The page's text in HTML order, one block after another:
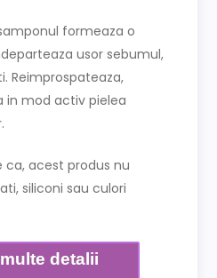
formeaza o
usor sebumul,
Reimprospateaza,
in mod activ pielea
acest produs nu
siliconi sau culori
detalii